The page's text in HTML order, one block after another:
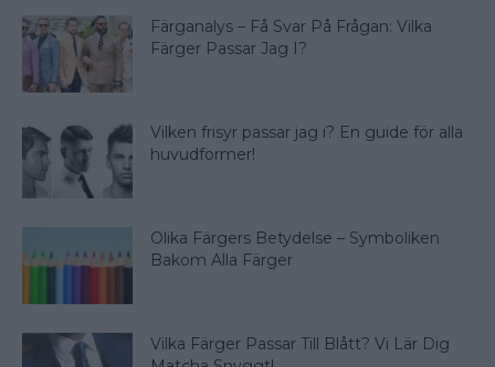
Färganalys – Få Svar På Frågan: Vilka
Färger Passar Jag I?
Vilken frisyr passar jag i? En guide för alla
huvudformer!
Olika Färgers Betydelse – Symboliken
Bakom Alla Färger
Vilka Färger Passar Till Blått? Vi Lär Dig